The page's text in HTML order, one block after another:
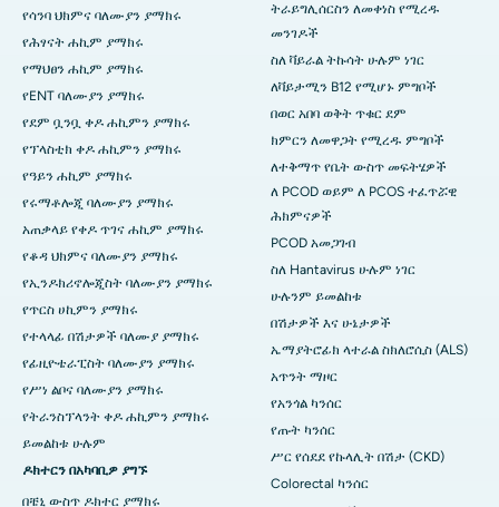
የሳንባ ህክምና ባለሙያን ያማክሩ
የሕፃናት ሐኪም ያማክሩ
የማህፀን ሐኪም ያማክሩ
የENT ባለሙያን ያማክሩ
የደም ቧንቧ ቀዶ ሐኪምን ያማክሩ
የፕላስቲክ ቀዶ ሐኪምን ያማክሩ
የዓይን ሐኪም ያማክሩ
የሩማቶሎጂ ባለሙያን ያማክሩ
አጠቃላይ የቀዶ ጥገና ሐኪም ያማክሩ
የቆዳ ህክምና ባለሙያን ያማክሩ
የኢንዶክሪኖሎጂስት ባለሙያን ያማክሩ
የጥርስ ሀኪምን ያማክሩ
የተላላፊ በሽታዎች ባለሙያ ያማክሩ
የፊዚዮቴራፒስት ባለሙያን ያማክሩ
የሥነ ልቦና ባለሙያን ያማክሩ
የትራንስፕላንት ቀዶ ሐኪምን ያማክሩ
ይመልከቱ ሁሉም
ዶክተርን በአካባቢዎ ያግኙ
በቼኒ ውስጥ ዶክተር ያማክሩ
ትራይግሊሰርስን ለመቀነስ የሚረዱ
መንገዶች
ስለ ቫይራል ትኩሳት ሁሉም ነገር
ለቫይታሚን B12 የሚሆኑ ምግቦች
በወር አበባ ወቅት ጥቁር ደም
ክምርን ለመዋጋት የሚረዱ ምግቦች
ለተቅማጥ የቤት ውስጥ መፍትሄዎች
ለ PCOD ወይም ለ PCOS ተፈጥሯዊ
ሕክምናዎች
PCOD አመጋገብ
ስለ Hantavirus ሁሉም ነገር
ሁሉንም ይመልከቱ
በሽታዎች እና ሁኔታዎች
ኤማያትሮፊክ ላተራል ስክለሮሲስ (ALS)
አጥንት ማዞር
የአንጎል ካንሰር
የጡት ካንሰር
ሥር የሰደደ የኩላሊት በሽታ (CKD)
Colorectal ካንሰር